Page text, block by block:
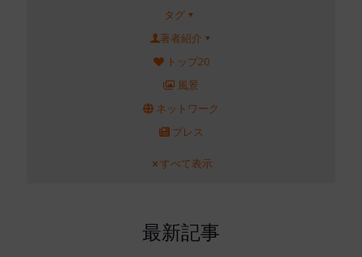
タグ
著者紹介
トップ20
風景
ネットワーク
プレス
すべて表示
最新記事